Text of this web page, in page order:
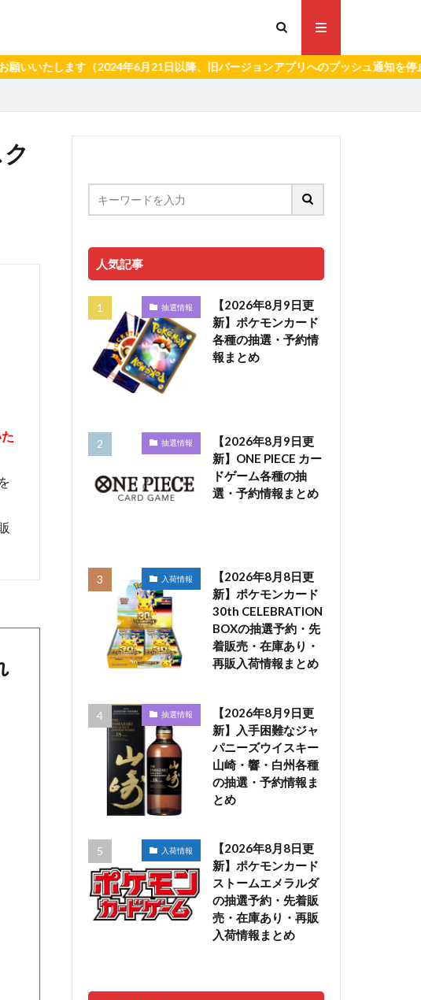
ます（2024年6月21日以降、旧バージョンアプリへのプッシュ通知を停止いたし
人気記事
抽選情報
【2026年8月9日更
新】ポケモンカード
各種の抽選・予約情
報まとめ
抽選情報
【2026年8月9日更
新】ONE PIECE カー
ドゲーム各種の抽
選・予約情報まとめ
入荷情報
【2026年8月8日更
新】ポケモンカード
30th CELEBRATION
BOXの抽選予約・先
着販売・在庫あり・
再販入荷情報まとめ
抽選情報
【2026年8月9日更
新】入手困難なジャ
パニーズウイスキー
山崎・響・白州各種
の抽選・予約情報ま
とめ
入荷情報
【2026年8月8日更
新】ポケモンカード
ストームエメラルダ
の抽選予約・先着販
売・在庫あり・再販
入荷情報まとめ